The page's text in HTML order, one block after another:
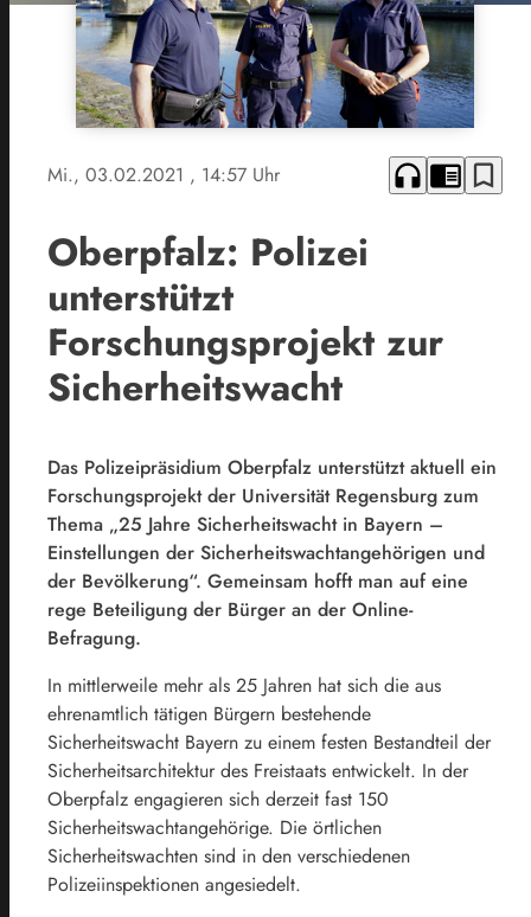
Mi., 03.02.2021 , 14:57 Uhr headphones chrome_reader_mode bookmark_border
Oberpfalz: Polizei
unterstützt
Forschungsprojekt zur
Sicherheitswacht
Das Polizeipräsidium Oberpfalz unterstützt aktuell ein
Forschungsprojekt der Universität Regensburg zum
Thema „25 Jahre Sicherheitswacht in Bayern –
Einstellungen der Sicherheitswachtangehörigen und
der Bevölkerung“. Gemeinsam hofft man auf eine
rege Beteiligung der Bürger an der Online-
Befragung.
In mittlerweile mehr als 25 Jahren hat sich die aus
ehrenamtlich tätigen Bürgern bestehende
Sicherheitswacht Bayern zu einem festen Bestandteil der
Sicherheitsarchitektur des Freistaats entwickelt. In der
Oberpfalz engagieren sich derzeit fast 150
Sicherheitswachtangehörige. Die örtlichen
Sicherheitswachten sind in den verschiedenen
Polizeiinspektionen angesiedelt.